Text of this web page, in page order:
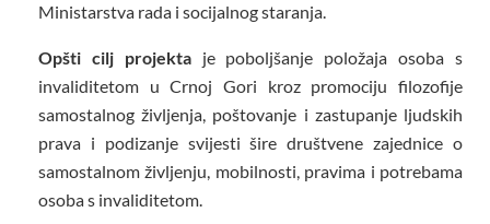
Ministarstva rada i socijalnog staranja.
Opšti cilj projektaje poboljšanje položaja osoba s
invaliditetom u Crnoj Gori kroz promociju filozofije
samostalnog življenja, poštovanje i zastupanje ljudskih
prava i podizanje svijesti šire društvene zajednice o
samostalnom življenju, mobilnosti, pravima i potrebama
osoba s invaliditetom.